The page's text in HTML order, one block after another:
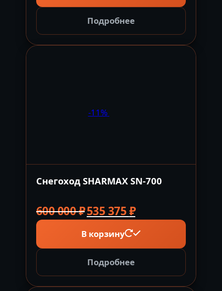
520
000 ₽.
487 ₽.
Подробнее
-11%
Снегоход SHARMAX SN-700
600 000₽ Первоначальная
цена
составляла
600
000 ₽.
535 375₽Текущая
цена:
535
375 ₽.
В корзину
Подробнее